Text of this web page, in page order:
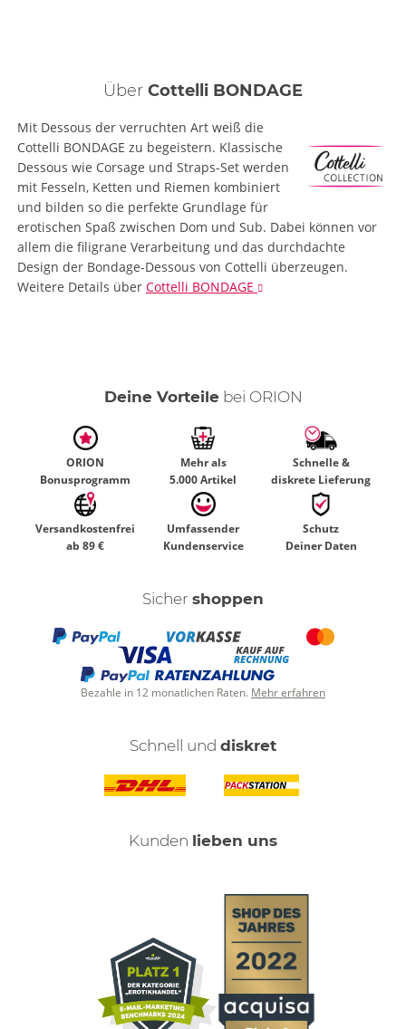
Über Cottelli BONDAGE
Mit Dessous der verruchten Art weiß die
Cottelli BONDAGE zu begeistern. Klassische
Dessous wie Corsage und Straps-Set werden
mit Fesseln, Ketten und Riemen kombiniert
und bilden so die perfekte Grundlage für
erotischen Spaß zwischen Dom und Sub. Dabei können vor
allem die filigrane Verarbeitung und das durchdachte
Design der Bondage-Dessous von Cottelli überzeugen.
Weitere Details über Cottelli BONDAGE
Deine Vorteilebei ORION
ORION
Bonusprogramm
Mehr als
5.000 Artikel
Schnelle &
diskrete Lieferung
Versandkostenfrei
ab 89 €
Umfassender
Kundenservice
Schutz
Deiner Daten
Sicher shoppen
Bezahle in 12 monatlichen Raten. Mehr erfahren
Schnell und diskret
Kunden lieben uns